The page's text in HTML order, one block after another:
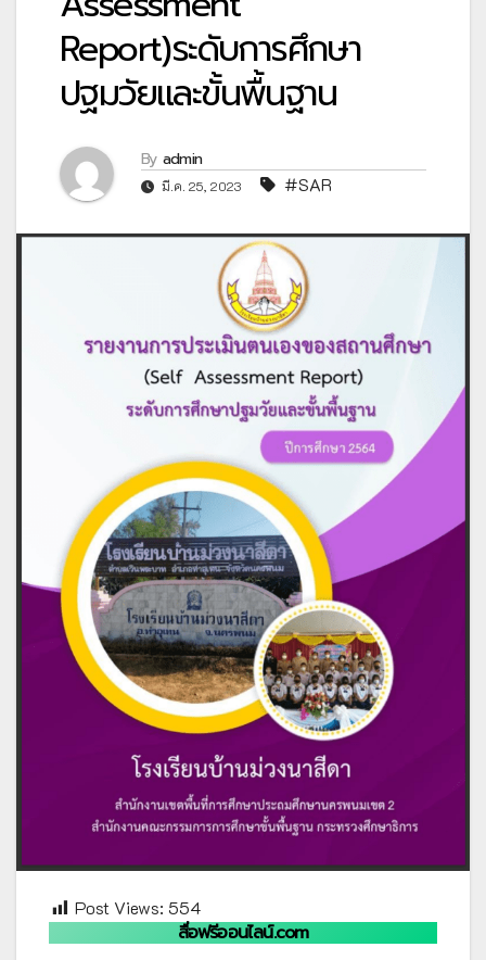
Report)ระดับการศึกษา
ปฐมวัยและขั้นพื้นฐาน
By admin
มี.ค. 25, 2023 #SAR
Post Views: 554
สื่อฟรีออนไลน์.com